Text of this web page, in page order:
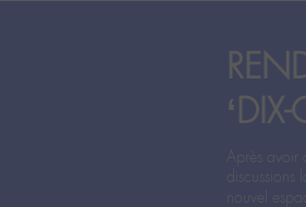
Après avoir
nouvel